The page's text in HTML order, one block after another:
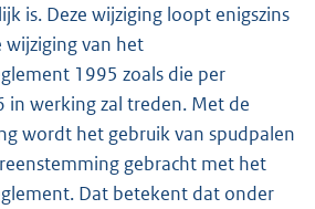
is. Deze wijziging loopt enigszins
wijziging van het
1995 zoals die per
in werking zal treden. Met de
wordt het gebruik van spudpalen
gebracht met het
Dat betekent dat onder